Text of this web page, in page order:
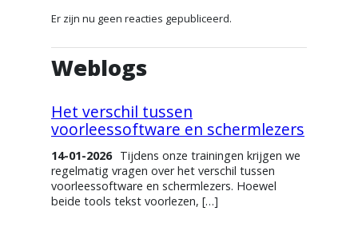
Er zijn nu geen reacties gepubliceerd.
Weblogs
Het verschil tussen
voorleessoftware en schermlezers
14-01-2026 Tijdens onze trainingen krijgen we
regelmatig vragen over het verschil tussen
voorleessoftware en schermlezers. Hoewel
beide tools tekst voorlezen, […]